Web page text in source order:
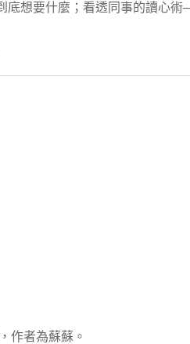
想要什麼；看透同事的讀心
作者為蘇蘇。